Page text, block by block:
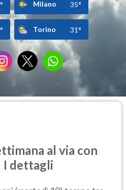
Milano 35°
Torino 31°
al via con
I dettagli